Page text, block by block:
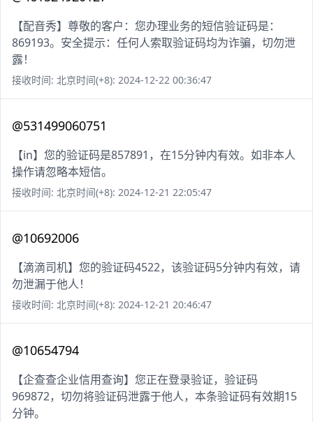
【配音秀】尊敬的客户：您办理业务的短信验证码是：
869193。安全提示：任何人索取验证码均为诈骗，切勿泄
露！
接收时间: 北京时间(+8): 2024-12-22 00:36:47
@531499060751
【in】您的验证码是857891，在15分钟内有效。如非本人
操作请忽略本短信。
接收时间: 北京时间(+8): 2024-12-21 22:05:47
@10692006
【滴滴司机】您的验证码4522，该验证码5分钟内有效，请
勿泄漏于他人！
接收时间: 北京时间(+8): 2024-12-21 20:46:47
@10654794
【企查查企业信用查询】您正在登录验证，验证码
969872，切勿将验证码泄露于他人，本条验证码有效期15
分钟。